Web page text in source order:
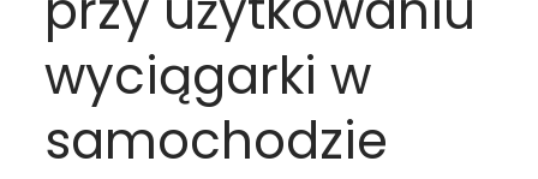
wyciągarki w
samochodzie